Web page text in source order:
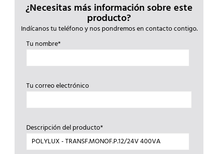
¿Necesitas más información sobre este
producto?
Indícanos tu teléfono y nos pondremos en contacto contigo.
Tu nombre*
Tu correo electrónico
Descripción del producto*